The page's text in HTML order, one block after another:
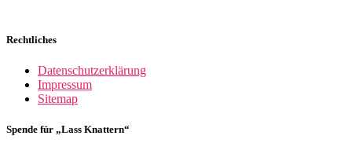
Rechtliches
Datenschutzerklärung
Impressum
Sitemap
Spende für „Lass Knattern“